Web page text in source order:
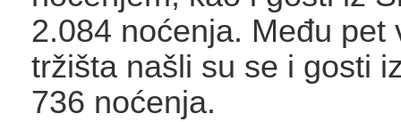
2.084 noćenja. Među pet
tržišta našli su se i gosti
736 noćenja.